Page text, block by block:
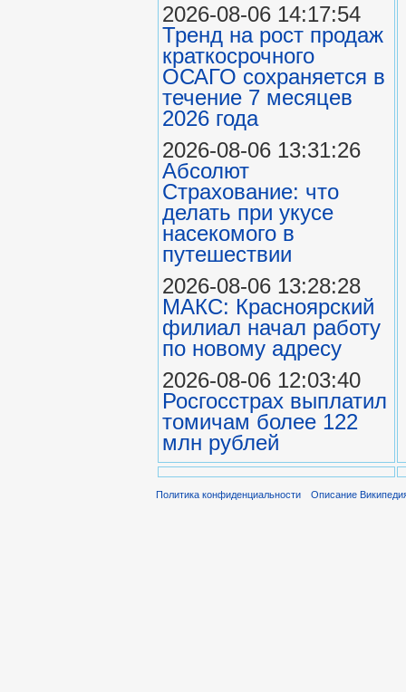
2026-08-06 14:17:54
Тренд на рост продаж
краткосрочного
ОСАГО сохраняется в
течение 7 месяцев
2026 года
2026-08-06 13:31:26
Абсолют
Страхование: что
делать при укусе
насекомого в
путешествии
2026-08-06 13:28:28
МАКС: Красноярский
филиал начал работу
по новому адресу
2026-08-06 12:03:40
Росгосстрах выплатил
томичам более 122
млн рублей
Политика конфиденциальности Описание